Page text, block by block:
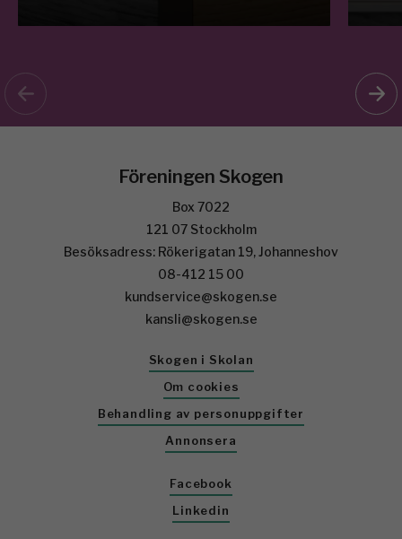
Föreningen Skogen
Box 7022
121 07 Stockholm
Besöksadress: Rökerigatan 19, Johanneshov
08-412 15 00
kundservice@skogen.se
kansli@skogen.se
Skogen i Skolan
Om cookies
Behandling av personuppgifter
Annonsera
Facebook
Linkedin